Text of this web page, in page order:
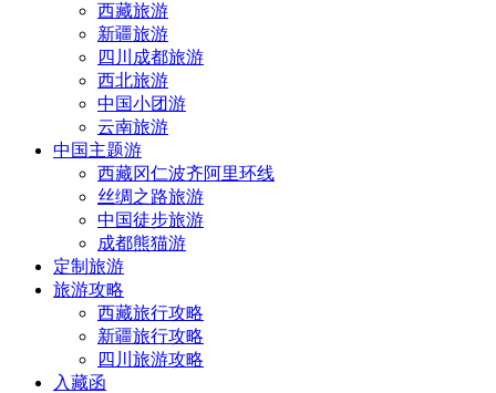
西藏旅游
新疆旅游
四川成都旅游
西北旅游
中国小团游
云南旅游
中国主题游
西藏冈仁波齐阿里环线
丝绸之路旅游
中国徒步旅游
成都熊猫游
定制旅游
旅游攻略
西藏旅行攻略
新疆旅行攻略
四川旅游攻略
入藏函